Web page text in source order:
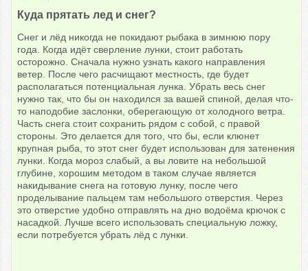
Куда прятать лед и снег?
Снег и лёд никогда не покидают рыбака в зимнюю пору
года. Когда идёт сверление лунки, стоит работать
осторожно. Сначала нужно узнать какого направления
ветер. После чего расчищают местность, где будет
располагаться потенциальная лунка. Убрать весь снег
нужно так, что бы он находился за вашей спиной, делая что-
то наподобие заслонки, оберегающую от холодного ветра.
Часть снега стоит сохранить рядом с собой, с правой
стороны. Это делается для того, что бы, если клюнет
крупная рыба, то этот снег будет использован для затенения
лунки. Когда мороз слабый, а вы ловите на небольшой
глубине, хорошим методом в таком случае является
накидывание снега на готовую лунку, после чего
проделывание пальцем там небольшого отверстия. Через
это отверстие удобно отправлять на дно водоёма крючок с
насадкой. Лучше всего использовать специальную ложку,
если потребуется убрать лёд с лунки.